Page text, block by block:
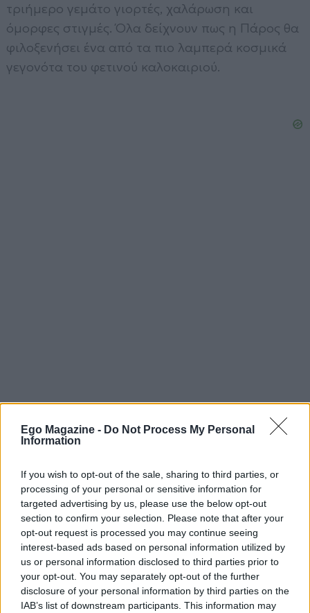
Ego Magazine - Do Not Process My Personal
Information
If you wish to opt-out of the sale, sharing to third parties, or
processing of your personal or sensitive information for
targeted advertising by us, please use the below opt-out
section to confirm your selection. Please note that after your
opt-out request is processed you may continue seeing
interest-based ads based on personal information utilized by
us or personal information disclosed to third parties prior to
your opt-out. You may separately opt-out of the further
disclosure of your personal information by third parties on the
IAB’s list of downstream participants. This information may
τριήμερο γεμάτο γιορτές, χαλάρωση και
όμορφες στιγμές. Όλα δείχνουν πως η Πάρος θα
φιλοξενήσει ένα από τα πιο λαμπερά κοσμικά
γεγονότα του φετινού καλοκαιριού.
ΑΘΗΝΑ ΟΙΚΟΝΟΜΑΚΟΥ
ΜΠΡΟΥΝΟ ΤΣΕΡΕΛΑ